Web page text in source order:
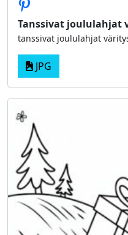
Tanssivat joululahjat
tanssivat joululahjat
JPG